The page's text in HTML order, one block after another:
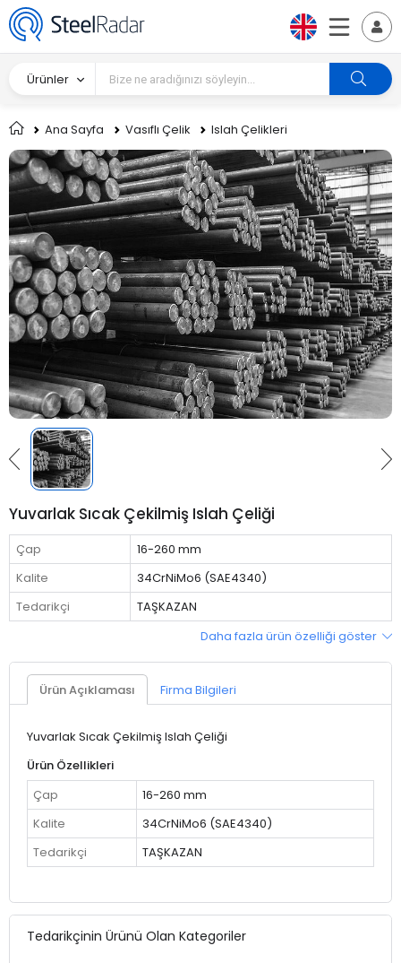
Ürünler
Ana Sayfa Vasıflı Çelik Islah Çelikleri
Yuvarlak Sıcak Çekilmiş Islah Çeliği
Çap
16-260 mm
Kalite
34CrNiMo6 (SAE4340)
Tedarikçi
TAŞKAZAN
Daha fazla ürün özelliği göster
Ürün Açıklaması Firma Bilgileri
Yuvarlak Sıcak Çekilmiş Islah Çeliği
Ürün Özellikleri
Çap
16-260 mm
Kalite
34CrNiMo6 (SAE4340)
Tedarikçi
TAŞKAZAN
Tedarikçinin Ürünü Olan Kategoriler